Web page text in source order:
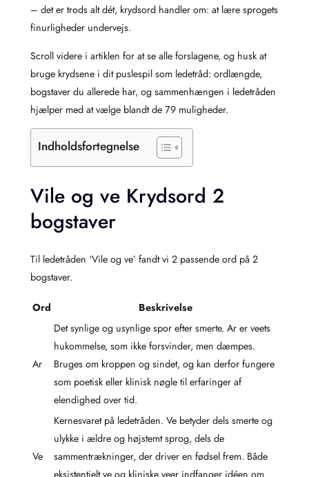
– det er trods alt dét, krydsord handler om: at lære sprogets
finurligheder undervejs.
Scroll videre i artiklen for at se alle forslagene, og husk at
bruge krydsene i dit puslespil som ledetråd: ordlængde,
bogstaver du allerede har, og sammenhængen i ledetråden
hjælper med at vælge blandt de 79 muligheder.
Indholdsfortegnelse
Vile og ve Krydsord 2
bogstaver
Til ledetråden ‘Vile og ve’ fandt vi 2 passende ord på 2
bogstaver.
Ord Beskrivelse
Ar
Det synlige og usynlige spor efter smerte. Ar er veets
hukommelse, som ikke forsvinder, men dæmpes.
Bruges om kroppen og sindet, og kan derfor fungere
som poetisk eller klinisk nøgle til erfaringer af
elendighed over tid.
Ve
Kernesvaret på ledetråden. Ve betyder dels smerte og
ulykke i ældre og højstemt sprog, dels de
sammentrækninger, der driver en fødsel frem. Både
eksistentielt ve og kliniske veer indfanger idéen om